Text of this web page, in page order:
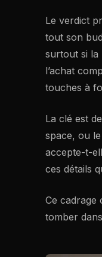
Le verdict
tout son
surtout si la
l’achat
touches à
La clé est
space, ou
accepte-t-
ces détails
Ce cadrage
tomber